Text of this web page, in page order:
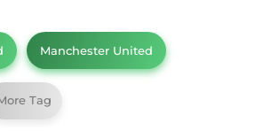
Manchester United
Tag